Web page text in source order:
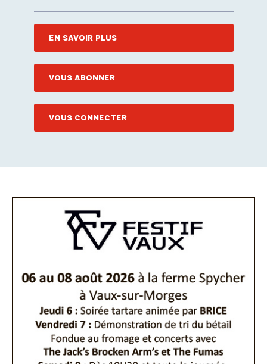
EN SAVOIR PLUS
VOUS ABONNER
VOUS CONNECTER